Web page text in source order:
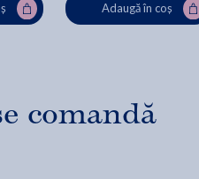
Adaugă în coș
comandă